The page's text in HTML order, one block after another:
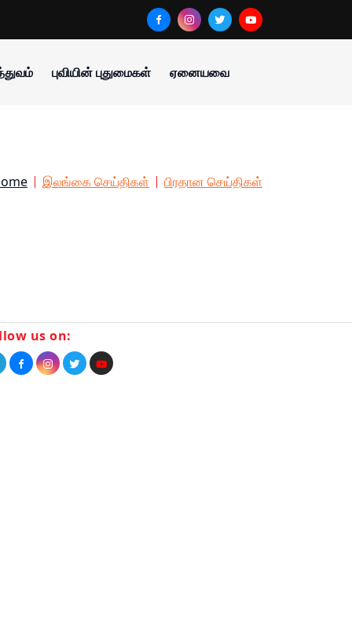
புவியின் புதுமைகள் ஏனையவை
இலங்கை செய்திகள் பிரதான செய்திகள்
us on: